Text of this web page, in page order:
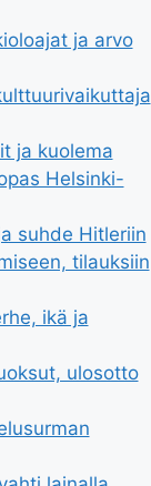
ja arvo
ja kuolema
Helsinki-
suhde Hitleriin
tilauksiin
ikä ja
ulosotto